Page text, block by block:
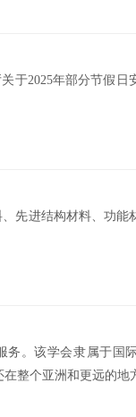
于2025年部分节假日
先进结构材料、功能
务。该学会隶属于国
整个亚洲和更远的地